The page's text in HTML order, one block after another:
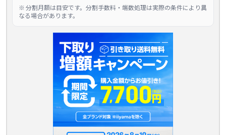
※ 分割月額は目安です。分割手数料・端数処理は実際の条件により異
なる場合があります。